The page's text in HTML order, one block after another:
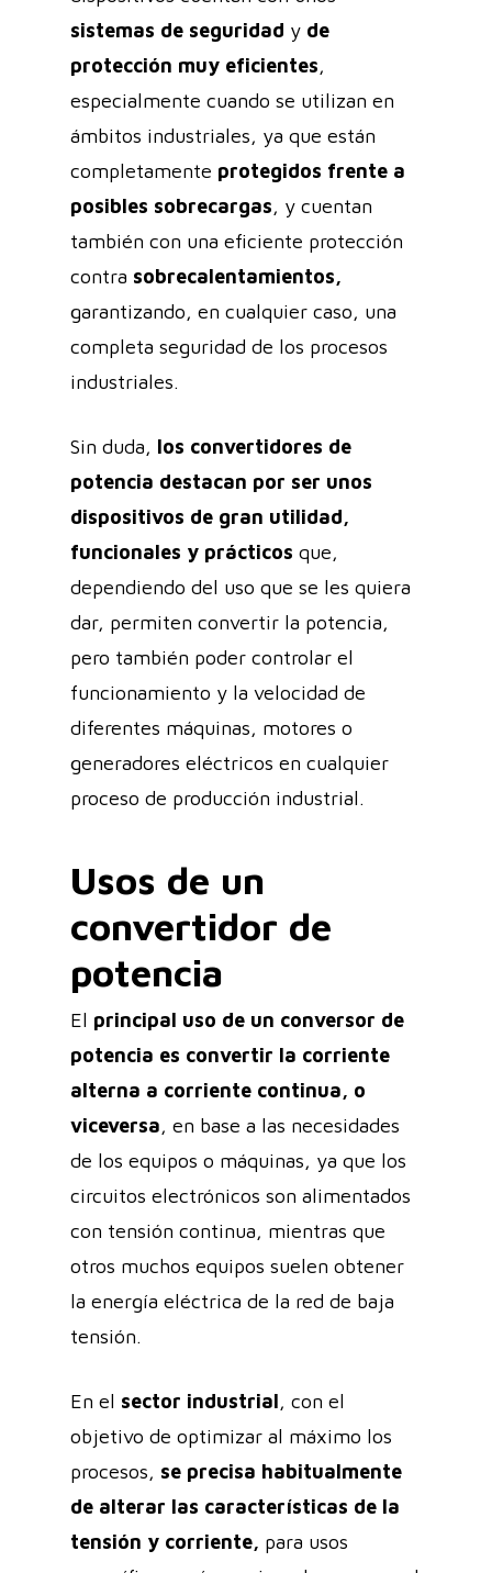
sistemas de seguridad y de
protección muy eficientes,
especialmente cuando se utilizan en
ámbitos industriales, ya que están
completamente protegidos frente a
posibles sobrecargas, y cuentan
también con una eficiente protección
contra sobrecalentamientos,
garantizando, en cualquier caso, una
completa seguridad de los procesos
industriales.
Sin duda, los convertidores de
potencia destacan por ser unos
dispositivos de gran utilidad,
funcionales y prácticos que,
dependiendo del uso que se les quiera
dar, permiten convertir la potencia,
pero también poder controlar el
funcionamiento y la velocidad de
diferentes máquinas, motores o
generadores eléctricos en cualquier
proceso de producción industrial.
Usos de un
convertidor de
potencia
El principal uso de un conversor de
potencia es convertir la corriente
alterna a corriente continua, o
viceversa, en base a las necesidades
de los equipos o máquinas, ya que los
circuitos electrónicos son alimentados
con tensión continua, mientras que
otros muchos equipos suelen obtener
la energía eléctrica de la red de baja
tensión.
En el sector industrial, con el
objetivo de optimizar al máximo los
procesos, se precisa habitualmente
de alterar las características de la
tensión y corriente, para usos